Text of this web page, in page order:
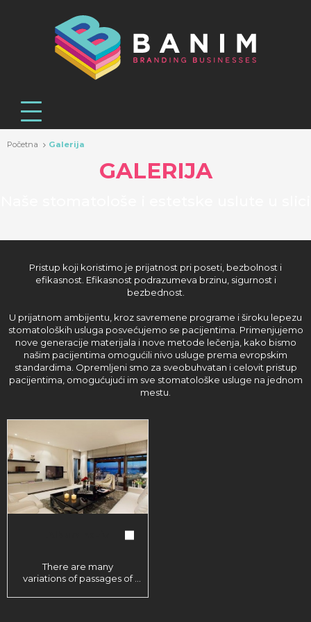
Početna Galerija
GALERIJA
Pristup koji koristimo je prijatnost pri poseti, bezbolnost i
efikasnost. Efikasnost podrazumeva brzinu, sigurnost i
bezbednost.
U prijatnom ambijentu, kroz savremene programe i široku lepezu
stomatoloških usluga posvećujemo se pacijentima. Primenjujemo
nove generacije materijala i nove metode lečenja, kako bismo
našim pacijentima omogućili nivo usluge prema evropskim
standardima. Opremljeni smo za sveobuhvatan i celovit pristup
pacijentima, omogućujući im sve stomatološke usluge na jednom
mestu.
There are many
variations of passages of